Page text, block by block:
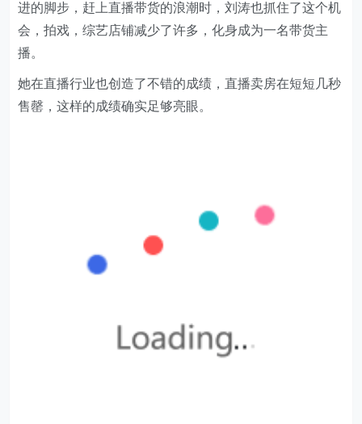
进的脚步，赶上直播带货的浪潮时，刘涛也抓住了这个机
会，拍戏，综艺店铺减少了许多，化身成为一名带货主
播。
她在直播行业也创造了不错的成绩，直播卖房在短短几秒
售罄，这样的成绩确实足够亮眼。